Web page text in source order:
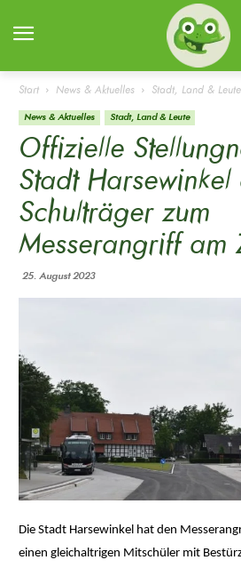
Start News & Aktuelles Stadt, Land & Leute
News & Aktuelles Stadt, Land & Leute
Offizielle
Stadt Harsewinkel
Schulträger zum
Messerangriff am
25. August 2023
Die Stadt Harsewinkel hat den
einen gleichaltrigen Mitschüler mit